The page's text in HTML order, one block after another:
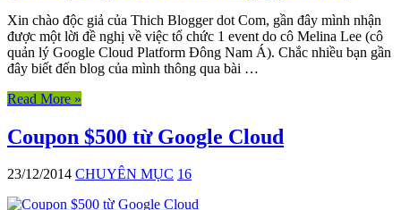
Xin chào độc giả của Thich Blogger dot Com, gần đây mình nhận
được một lời đề nghị về việc tổ chức 1 event do cô Melina Lee (cô
quản lý Google Cloud Platform Đông Nam Á). Chắc nhiều bạn gần
đây biết đến blog của mình thông qua bài …
Read More »
Coupon $500 từ Google Cloud
23/12/2014 CHUYÊN MỤC 16